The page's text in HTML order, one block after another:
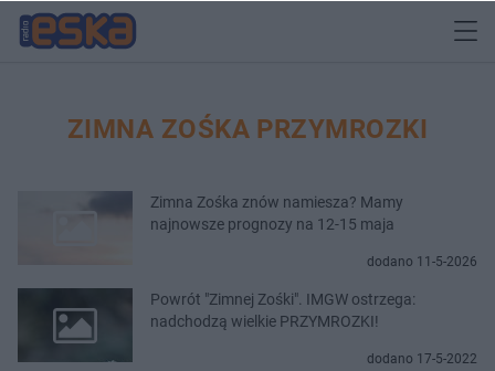
ZIMNA ZOŚKA PRZYMROZKI
Zimna Zośka znów namiesza? Mamy
najnowsze prognozy na 12-15 maja
dodano 11-5-2026
Powrót "Zimnej Zośki". IMGW ostrzega:
nadchodzą wielkie PRZYMROZKI!
dodano 17-5-2022